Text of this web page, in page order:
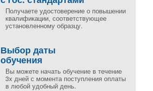
Получаете удостоверение о повышении
квалификации, соответствующее
установленному образцу.
Выбор даты
обучения
Вы можете начать обучение в течение
3х дней с момента поступления оплаты
в любой удобный день.